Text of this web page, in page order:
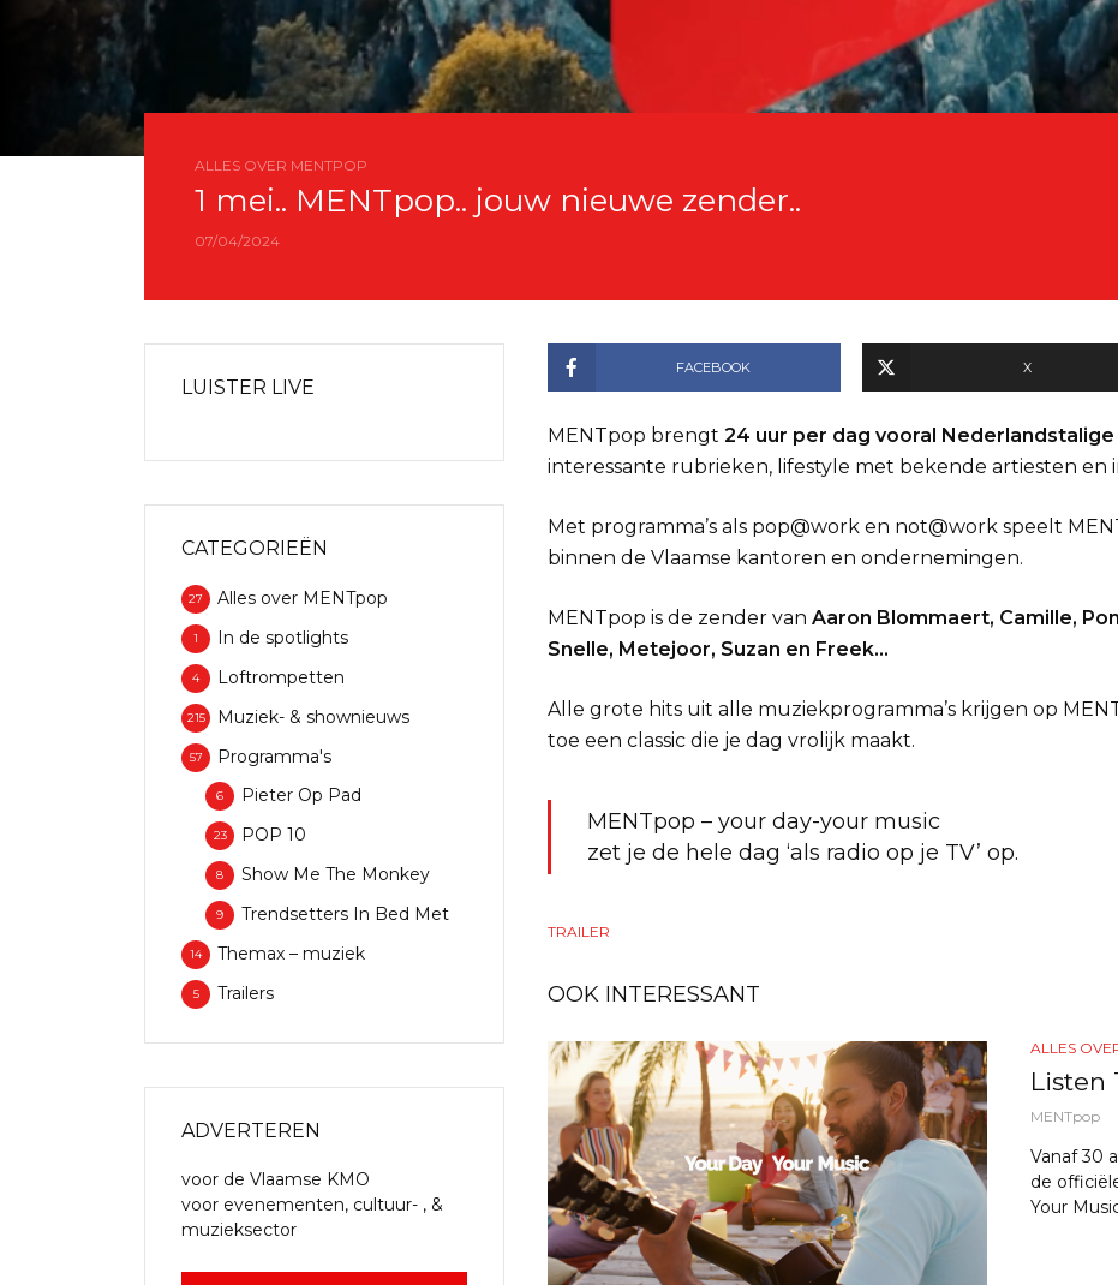
ALLES OVER MENTPOP
1 mei.. MENTpop.. jouw nieuwe zender..
07/04/2024
LUISTER LIVE
CATEGORIEËN
Alles over MENTpop
27
In de spotlights
1
Loftrompetten
4
Muziek- & shownieuws
215
Programma's
57
Pieter Op Pad
6
POP 10
23
Show Me The Monkey
8
Trendsetters In Bed Met
9
Themax – muziek
14
Trailers
5
ADVERTEREN
voor de Vlaamse KMO
voor evenementen, cultuur- , &
muzieksector
FACEBOOK X
MENTpop brengt 24 uur per dag vooral
interessante rubrieken, lifestyle met bekende artiesten en
Met programma’s als pop@work en not@work speelt
binnen de Vlaamse kantoren en ondernemingen.
MENTpop is de zender van Aaron Blommaert, Camille,
Snelle, Metejoor, Suzan en Freek…
Alle grote hits uit alle muziekprogramma’s krijgen op
toe een classic die je dag vrolijk maakt.
MENTpop – your day-your music
zet je de hele dag ‘als radio op je TV’ op.
TRAILER
OOK INTERESSANT
ALLES
Listen
MENTpop
Vanaf 30
de
Your